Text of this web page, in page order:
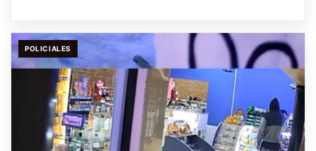
POLICIALES